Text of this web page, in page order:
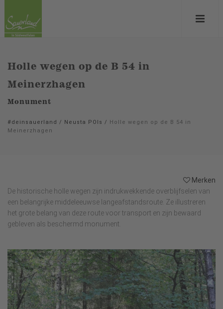
Holle wegen op de B 54 in
Meinerzhagen
Monument
#deinsauerland / Neusta POIs / Holle wegen op de B 54 in
Meinerzhagen
Merken
De historische holle wegen zijn indrukwekkende overblijfselen van
een belangrijke middeleeuwse langeafstandsroute. Ze illustreren
het grote belang van deze route voor transport en zijn bewaard
gebleven als beschermd monument.